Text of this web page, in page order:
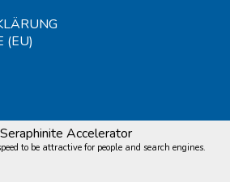
(EU)
Accelerator
to be attractive for people and search engines.